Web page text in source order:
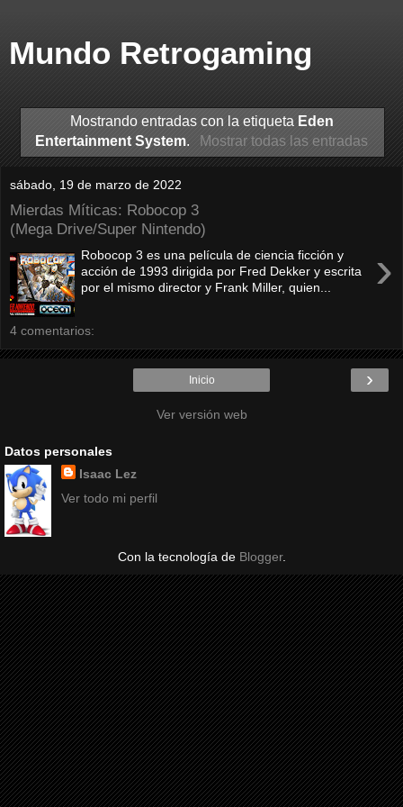
Mundo Retrogaming
Mostrando entradas con la etiqueta Eden
Entertainment System. Mostrar todas las entradas
sábado, 19 de marzo de 2022
Mierdas Míticas: Robocop 3
(Mega Drive/Super Nintendo)
›
Robocop 3 es una película de ciencia ficción y
acción de 1993 dirigida por Fred Dekker y escrita
por el mismo director y Frank Miller, quien...
4 comentarios:
›
Inicio
Ver versión web
Datos personales
Isaac Lez
Ver todo mi perfil
Con la tecnología de Blogger.